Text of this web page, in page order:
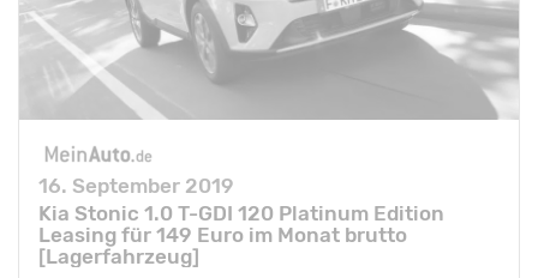
16. September 2019
Kia Stonic 1.0 T-GDI 120 Platinum Edition
Leasing für 149 Euro im Monat brutto
[Lagerfahrzeug]